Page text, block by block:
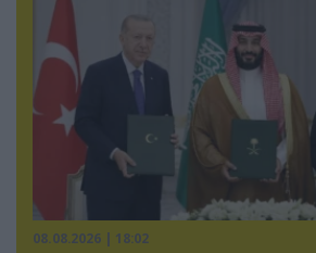
08.08.2026 | 18:02